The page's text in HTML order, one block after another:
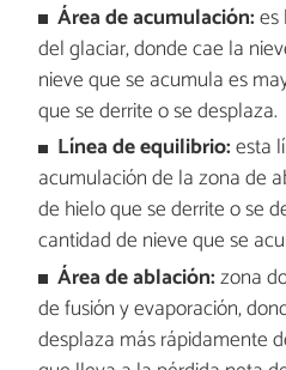
Área de acumulación:
del glaciar, donde cae la
nieve que se acumula es
que se derrite o se desplaza.
Línea de equilibrio:esta
acumulación de la zona de
de hielo que se derrite o se
cantidad de nieve que se
Área de ablación:zona
de fusión y evaporación,
desplaza más rápidamente